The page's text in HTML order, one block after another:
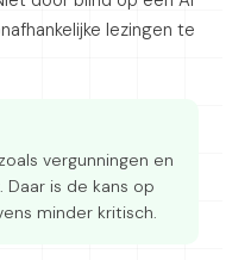
lezingen te
vergunningen en
is de kans op
minder kritisch.